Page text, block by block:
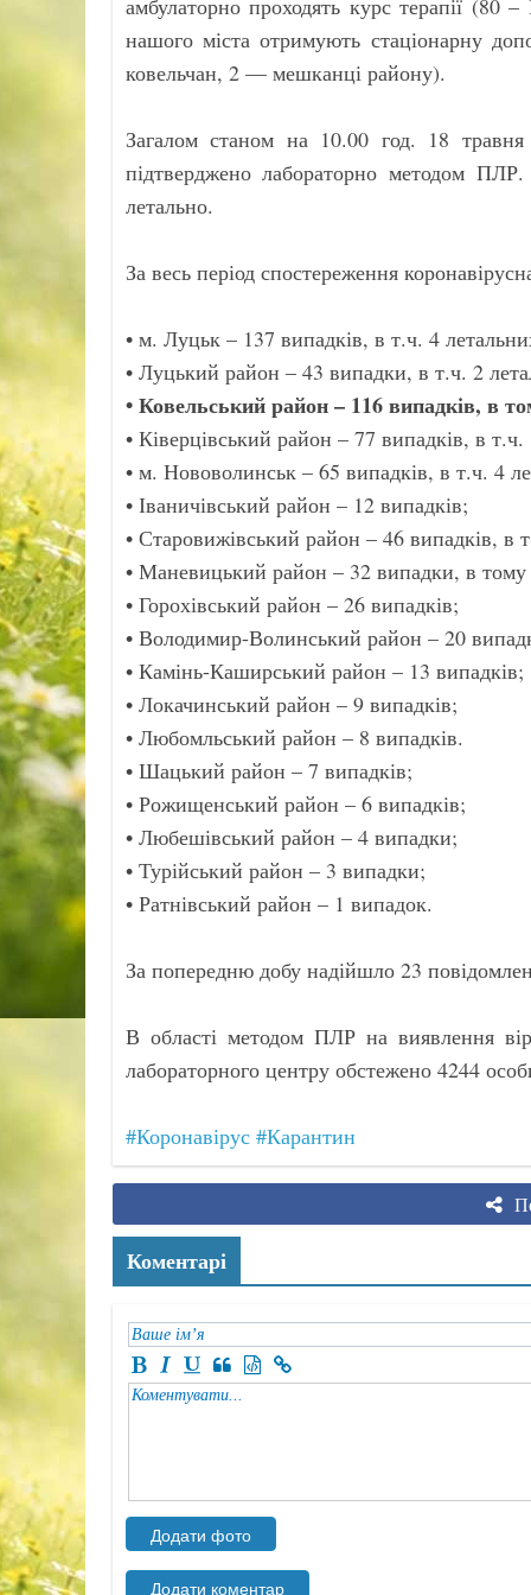
амбулаторно проходять курс терапії
нашого міста отримують стаціонарну
ковельчан, 2 — мешканці району).
Загалом станом на 10.00 год. 18
підтверджено лабораторно методом
летально.
За весь період спостереження
• м. Луцьк – 137 випадків, в т.ч. 4
• Луцький район – 43 випадки, в т.ч. 2
• Ковельський район – 116 випадків, в
• Ківерцівський район – 77 випадків, в
• м. Нововолинськ – 65 випадків, в т.ч. 4
• Іваничівський район – 12 випадків;
• Старовижівський район – 46 випадків, в
• Маневицький район – 32 випадки, в тому
• Горохівський район – 26 випадків;
• Володимир-Волинський район – 20
• Камінь-Каширський район – 13 випадків;
• Локачинський район – 9 випадків;
• Любомльський район – 8 випадків.
• Шацький район – 7 випадків;
• Рожищенський район – 6 випадків;
• Любешівський район – 4 випадки;
• Турійський район – 3 випадки;
• Ратнівський район – 1 випадок.
За попередню добу надійшло 23
В області методом ПЛР на виявлення
лабораторного центру обстежено 4244
#Коронавірус #Карантин
Коментарі